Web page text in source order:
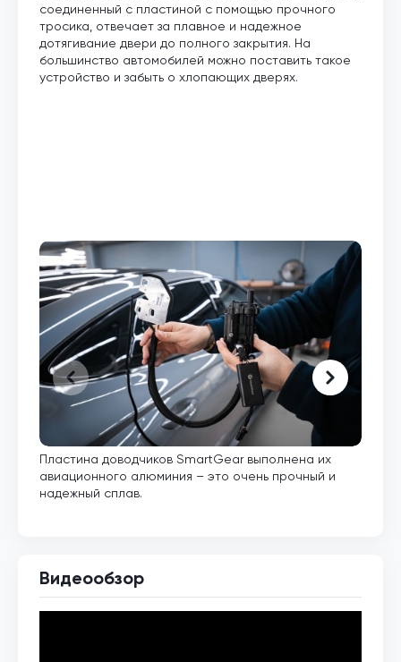
соединенный с пластиной с помощью прочного
тросика, отвечает за плавное и надежное
дотягивание двери до полного закрытия. На
большинство автомобилей можно поставить такое
устройство и забыть о хлопающих дверях.
Пластина доводчиков SmartGear выполнена их
авиационного алюминия – это очень прочный и
надежный сплав.
Видеообзор